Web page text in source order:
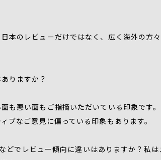
本のレビューだけではなく、広く海外の方
りますか？
も悪い面もご指摘いただいている印象です
ブなご意見に偏っている印象もあります。
どでレビュー傾向に違いはありますか？私は